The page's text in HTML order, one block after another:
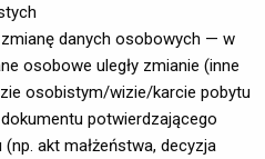
danych osobowych — w
osobowe uległy zmianie (inne
osobistym/wizie/karcie pobytu
potwierdzającego
akt małżeństwa, decyzja